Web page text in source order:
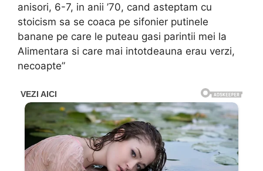
anisori, 6-7, in anii ’70, cand asteptam cu
stoicism sa se coaca pe sifonier putinele
banane pe care le puteau gasi parintii mei la
Alimentara si care mai intotdeauna erau verzi,
necoapte”